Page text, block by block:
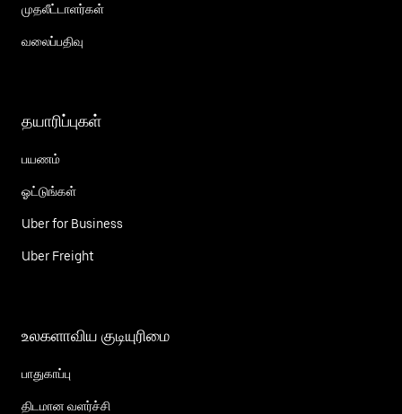
முதலீட்டாளர்கள்
வலைப்பதிவு
தயாரிப்புகள்
பயணம்
ஓட்டுங்கள்
Uber for Business
Uber Freight
உலகளாவிய குடியுரிமை
பாதுகாப்பு
திடமான வளர்ச்சி